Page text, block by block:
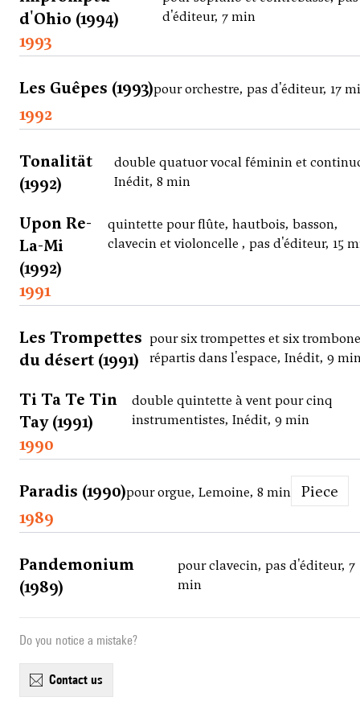
d'Ohio (1994)
d'éditeur, 7 min
1993
Les Guêpes (1993)pour orchestre, pas d'éditeur, 17
1992
Tonalität
(1992)
double quatuor vocal féminin et
Inédit, 8 min
Upon Re-
La-Mi
(1992)
quintette pour flûte, hautbois, basson,
clavecin et violoncelle , pas d'éditeur, 15
1991
Les Trompettes
du désert (1991)
pour six trompettes et six
répartis dans l'espace, Inédit, 9
Ti Ta Te Tin
Tay (1991)
double quintette à vent pour cinq
instrumentistes, Inédit, 9 min
1990
Paradis (1990)pour orgue, Lemoine, 8 min
Piece
1989
Pandemonium
(1989)
pour clavecin, pas d'éditeur, 7
min
Do you notice a mistake?
contact us